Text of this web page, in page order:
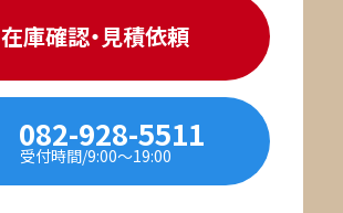
在庫確認・見積依頼
082-928-5511
受付時間/9:00〜19:00